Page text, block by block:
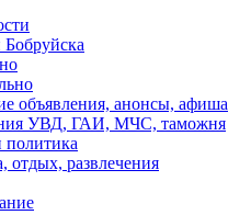
объявления, анонсы, афиша
УВД, ГАИ, МЧС, таможня
политика
отдых, развлечения